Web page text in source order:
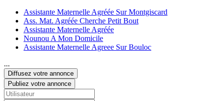
Assistante Maternelle Agréée Sur Montgiscard
Ass. Mat. Agréée Cherche Petit Bout
Assistante Maternelle Agréée
Nounou A Mon Domicile
Assistante Maternelle Agreee Sur Bouloc
...
Diffusez votre annonce
Publiez votre annonce